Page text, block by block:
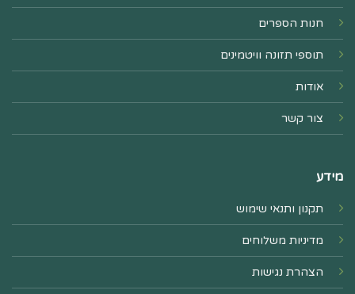
חנות הספרים
תוספי תזונה וויטמינים
אודות
צור קשר
מידע
תקנון ותנאי שימוש
מדיניות משלוחים
הצהרת נגישות